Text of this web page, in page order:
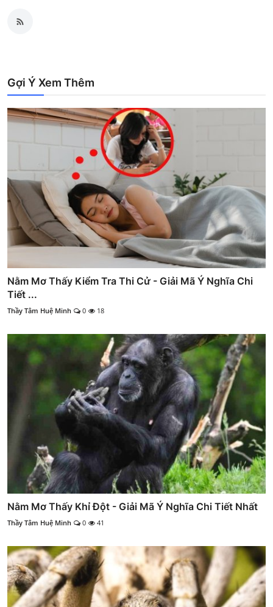
Gợi Ý Xem Thêm
Nằm Mơ Thấy Kiểm Tra Thi Cử - Giải Mã Ý Nghĩa Chi
Tiết ...
Thầy Tâm Huệ Minh 0 18
Nằm Mơ Thấy Khỉ Đột - Giải Mã Ý Nghĩa Chi Tiết Nhất
Thầy Tâm Huệ Minh 0 41